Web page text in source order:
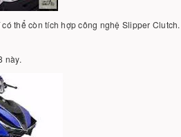
thể còn tích hợp công nghệ Slipper
này.